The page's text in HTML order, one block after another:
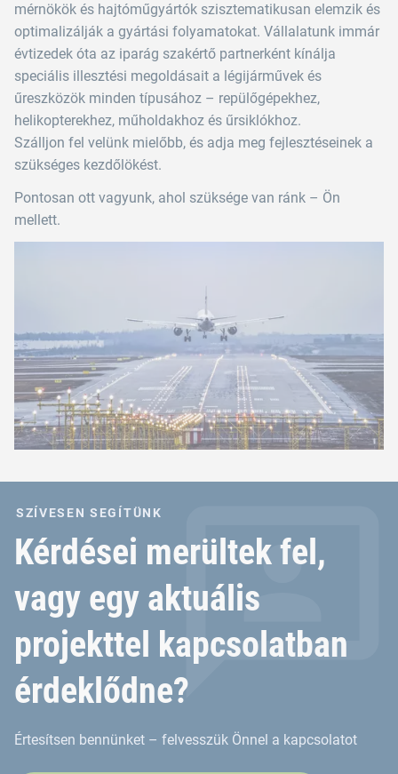
mérnökök és hajtóműgyártók szisztematikusan elemzik és
optimalizálják a gyártási folyamatokat. Vállalatunk immár
évtizedek óta az iparág szakértő partnerként kínálja
speciális illesztési megoldásait a légijárművek és
űreszközök minden típusához – repülőgépekhez,
helikopterekhez, műholdakhoz és űrsiklókhoz.
Szálljon fel velünk mielőbb, és adja meg fejlesztéseinek a
szükséges kezdőlökést.
Pontosan ott vagyunk, ahol szüksége van ránk – Ön
mellett.
SZÍVESEN SEGÍTÜNK
Kérdései merültek fel,
vagy egy aktuális
projekttel kapcsolatban
érdeklődne?
Értesítsen bennünket – felvesszük Önnel a kapcsolatot